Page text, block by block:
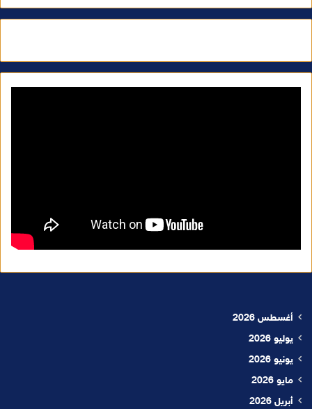
أغسطس 2026
يوليو 2026
يونيو 2026
مايو 2026
أبريل 2026